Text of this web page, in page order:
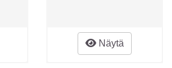
Näytä